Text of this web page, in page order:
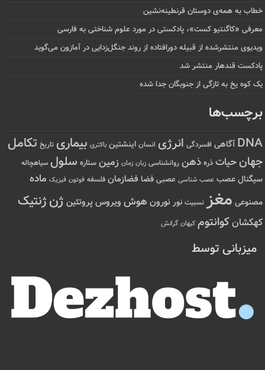
خطاب به همه‌ی دوستان قرنطینه‌نشین
معرفی «کاگنتیو کست»، پادکستی در مورد علوم شناختی به فارسی
ویدیوی منتشرشده از قبیله دورافتاده‌ از روند جنگل‌زدایی در آمازون می‌گوید
پادکست قندهار منتشر شد
یک کوه یخ به تازگی از جنوبگان جدا شده
برچسب‌ها
DNA آگاهی افسردگی انرژی انسان اینشتین باکتری بیماری تاریخ تکامل
جهانحیات ذره ذهن روانشناسی زبان زمان زمین ستاره سلول سیاهچاله
سیگنال عصب عصب شناسی عصبی فضا فضازمان فلسفه فوتون فیزیک ماده
مصنوعی مغز نسبیت نور نورون هوش ویروس پروتئین ژنژنتیک
کهکشانکوانتوم کیهان گرانش
میزبانی توسط